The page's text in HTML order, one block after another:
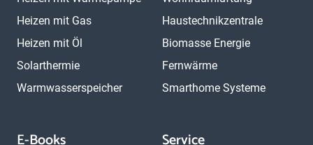
Heizen mit Gas
Heizen mit Öl
Solarthermie
Warmwasserspeicher
Haustechnikzentrale
Biomasse Energie
Fernwärme
Smarthome Systeme